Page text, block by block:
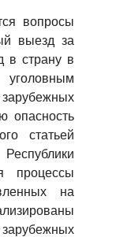
вопросы
выезд за
в страну в
зарубежных
опасность
статьей
процессы
на
центр (4)
9. Квота (магистратура) (1)